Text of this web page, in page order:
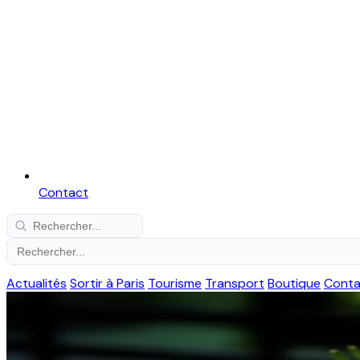
Contact
Actualités Sortir à Paris Tourisme Transport Boutique